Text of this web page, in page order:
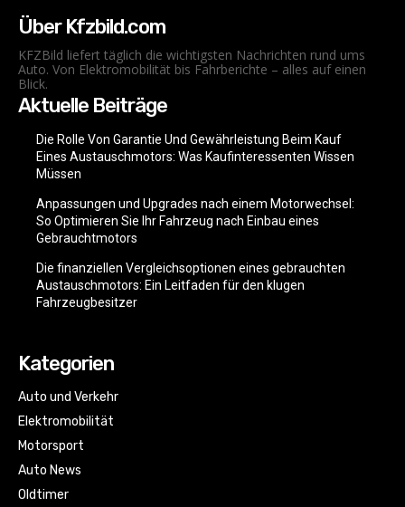
Über Kfzbild.com
KFZBild liefert täglich die wichtigsten Nachrichten rund ums
Auto. Von Elektromobilität bis Fahrberichte – alles auf einen
Blick.
Aktuelle Beiträge
Die Rolle Von Garantie Und Gewährleistung Beim Kauf
Eines Austauschmotors: Was Kaufinteressenten Wissen
Müssen
Anpassungen und Upgrades nach einem Motorwechsel:
So Optimieren Sie Ihr Fahrzeug nach Einbau eines
Gebrauchtmotors
Die finanziellen Vergleichsoptionen eines gebrauchten
Austauschmotors: Ein Leitfaden für den klugen
Fahrzeugbesitzer
Kategorien
Auto und Verkehr
Elektromobilität
Motorsport
Auto News
Oldtimer